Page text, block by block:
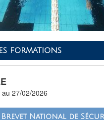
formations
27/02/2026
National de